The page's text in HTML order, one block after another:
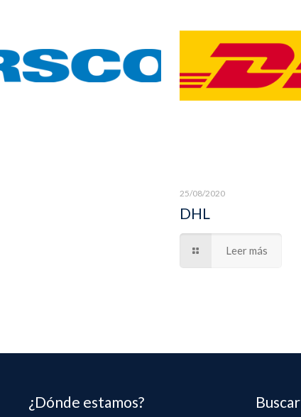
25/08/2020
DHL
Leer más
¿Dónde estamos? Buscar